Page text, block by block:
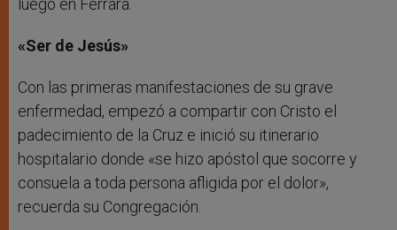
luego en Ferrara.
«Ser de Jesús»
Con las primeras manifestaciones de su grave
enfermedad, empezó a compartir con Cristo el
padecimiento de la Cruz e inició su itinerario
hospitalario donde «se hizo apóstol que socorre y
consuela a toda persona afligida por el dolor»,
recuerda su Congregación.